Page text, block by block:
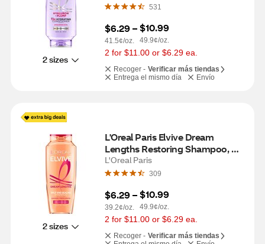
2 sizes
531
$6.29 –
41.5¢/oz.
$10.99
49.9¢/oz.
2 for $11.00 or $6.29 ea.
Recoger - Verificar más tiendas
Entrega el mismo día
Envío
2 sizes
L'Oreal Paris Elvive Dream
Lengths Restoring Shampoo,
12.6 OZ
L'Oreal Paris
309
$6.29 –
39.2¢/oz.
$10.99
49.9¢/oz.
2 for $11.00 or $6.29 ea.
Recoger - Verificar más tiendas